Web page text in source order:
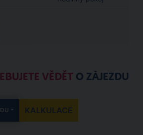
VĚDĚT O ZÁJEZDU
KALKULACE